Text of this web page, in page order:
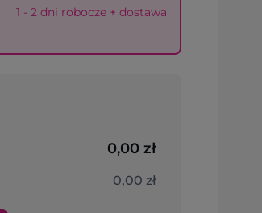
1 - 2 dni robocze + dostawa
0,00 zł
0,00 zł